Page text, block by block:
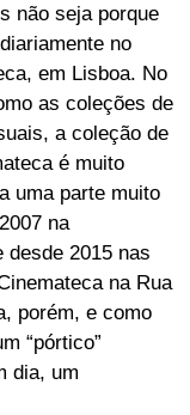
não seja porque
no
em Lisboa. No
as coleções de
a coleção de
é muito
uma parte muito
na
desde 2015 nas
na Rua
porém, e como
“pórtico”
dia, um